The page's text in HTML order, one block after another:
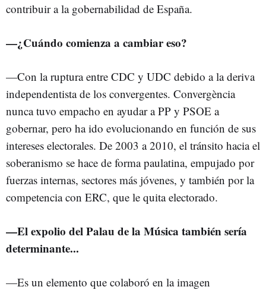
contribuir a la gobernabilidad de España.
—¿Cuándo comienza a cambiar eso?
—Con la ruptura entre CDC y UDC debido a la deriva
independentista de los convergentes. Convergència
nunca tuvo empacho en ayudar a PP y PSOE a
gobernar, pero ha ido evolucionando en función de sus
intereses electorales. De 2003 a 2010, el tránsito hacia el
soberanismo se hace de forma paulatina, empujado por
fuerzas internas, sectores más jóvenes, y también por la
competencia con ERC, que le quita electorado.
—El expolio del Palau de la Música también sería
determinante...
—Es un elemento que colaboró en la imagen